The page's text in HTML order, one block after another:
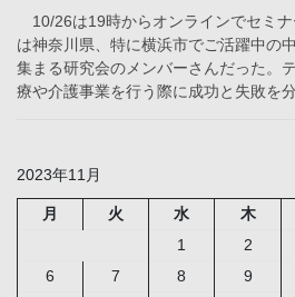
10/26は19時からオンラインでセミ
は神奈川県、特に横浜市でご活躍中の
集まる研究会のメンバーさんだった。
療や介護事業を行う際に成功と失敗を
2023年11月
月 火 水 木
1
2
6
7 8 9